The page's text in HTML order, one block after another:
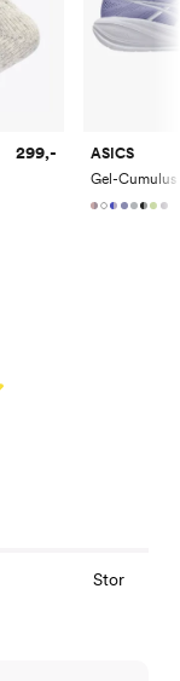
299,-
ASICS
Gel-Cumulus
Stor